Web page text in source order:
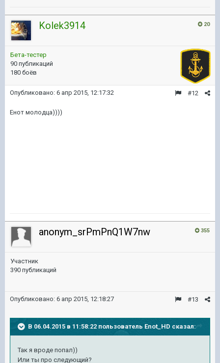
20
Kolek3914
Бета-тестер
90 публикаций
180 боёв
#12
Опубликовано: 6 апр 2015, 12:17:32
Енот молодца))))
355
anonym_srPmPnQ1W7nw
Участник
390 публикаций
#13
Опубликовано: 6 апр 2015, 12:18:27
В 06.04.2015 в 11:58:22 пользователь Enot_HD сказал:
Так я вроде попал))
Или ты про следующий?